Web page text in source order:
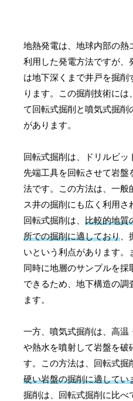
地熱発電は、地球内部の熱
利用した発電方法ですが、
は地下深くまで井戸を掘削
ります。この掘削技術には
て回転式掘削と噴気式掘削
があります。
回転式掘削は、ドリルビッ
先端工具を回転させて岩盤
法です。この方法は、一般
ス井の掘削にも広く利用さ
回転式掘削は、比較的地質
所での掘削に適しており
いという利点があります。
同時に地層のサンプルを採
できるため、地下構造の調
ます。
一方、噴気式掘削は、高温
や熱水を噴射して岩盤を破
す。この方法は、回転式掘
硬い岩盤の掘削に適してい
掘削は、回転式掘削に比べ